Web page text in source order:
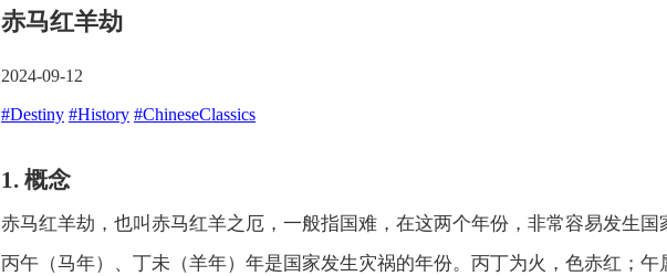
赤马红羊劫
2024-09-12
#Destiny #History #ChineseClassics
1. 概念
赤马红羊劫，也叫赤马红羊之厄，一般指国难，在这两个年份，非常容易发生国
丙午（马年）、丁未（羊年）年是国家发生灾祸的年份。丙丁为火，色赤红；午